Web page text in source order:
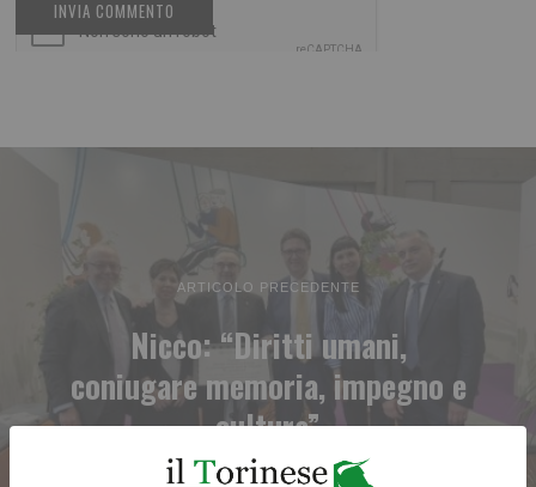
ARTICOLO PRECEDENTE
Nicco: “Diritti umani,
coniugare memoria, impegno e
cultura”